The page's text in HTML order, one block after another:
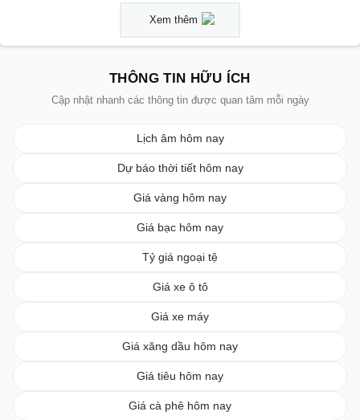
Xem thêm
THÔNG TIN HỮU ÍCH
Cập nhật nhanh các thông tin được quan tâm mỗi ngày
Lịch âm hôm nay
Dự báo thời tiết hôm nay
Giá vàng hôm nay
Giá bạc hôm nay
Tỷ giá ngoại tệ
Giá xe ô tô
Giá xe máy
Giá xăng dầu hôm nay
Giá tiêu hôm nay
Giá cà phê hôm nay